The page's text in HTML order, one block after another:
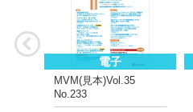
電子
MVM(見本)Vol.35
No.233